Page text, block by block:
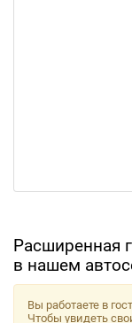
Расширенная
в нашем
Вы работаете в
Чтобы увидеть